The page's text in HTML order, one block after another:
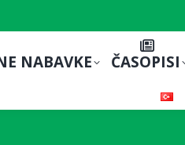
NABAVKE ČASOPISI